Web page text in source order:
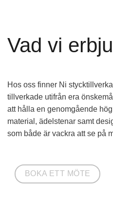
Vad vi
Hos oss finner Ni
tillverkade utifrån era
att hålla en genomgående
material, ädelstenar samt
som både är vackra att se på
BOKA ETT MÖTE